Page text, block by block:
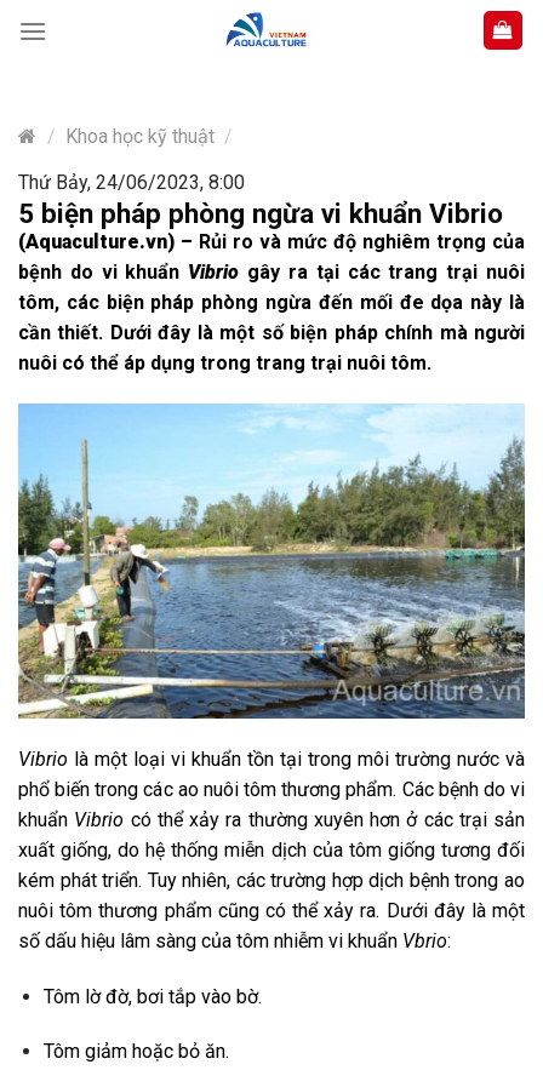
content
/ Khoa học kỹ thuật /
Thứ Bảy, 24/06/2023, 8:00
5 biện pháp phòng ngừa vi khuẩn Vibrio
(Aquaculture.vn) – Rủi ro và mức độ nghiêm trọng của
bệnh do vi khuẩn Vibrio gây ra tại các trang trại nuôi
tôm, các biện pháp phòng ngừa đến mối đe dọa này là
cần thiết. Dưới đây là một số biện pháp chính mà người
nuôi có thể áp dụng trong trang trại nuôi tôm.
Vibrio là một loại vi khuẩn tồn tại trong môi trường nước và
phổ biến trong các ao nuôi tôm thương phẩm. Các bệnh do vi
khuẩn Vibrio có thể xảy ra thường xuyên hơn ở các trại sản
xuất giống, do hệ thống miễn dịch của tôm giống tương đối
kém phát triển. Tuy nhiên, các trường hợp dịch bệnh trong ao
nuôi tôm thương phẩm cũng có thể xảy ra. Dưới đây là một
số dấu hiệu lâm sàng của tôm nhiễm vi khuẩn Vbrio:
Tôm lờ đờ, bơi tắp vào bờ.
Tôm giảm hoặc bỏ ăn.